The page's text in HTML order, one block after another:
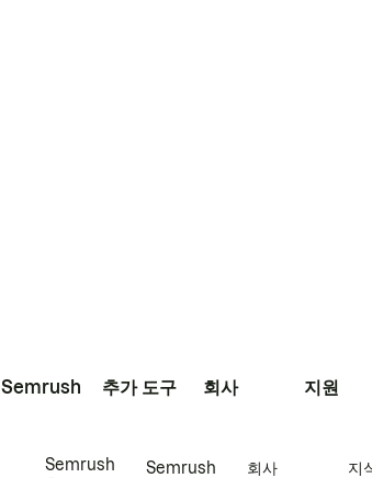
Semrush
Semrush
추가 도구
Semrush
회사
회사
지원
지